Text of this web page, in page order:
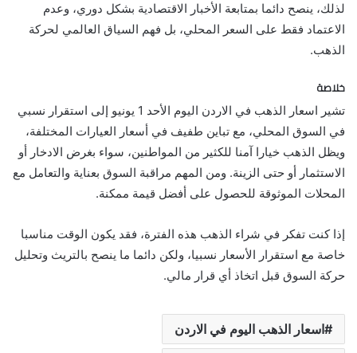
لذلك، ينصح دائما بمتابعة الأخبار الاقتصادية بشكل دوري، وعدم
الاعتماد فقط على السعر المحلي، بل فهم السياق العالمي لحركة
الذهب.
خلاصة
تشير اسعار الذهب في الاردن اليوم الأحد 1 يونيو إلى استقرار نسبي
في السوق المحلي، مع تباين طفيف في أسعار العيارات المختلفة،
ويظل الذهب خيارا آمنا للكثير من المواطنين، سواء بغرض الادخار أو
الاستثمار أو حتى الزينة. ومن المهم مراقبة السوق بعناية والتعامل مع
المحلات الموثوقة للحصول على أفضل قيمة ممكنة.
إذا كنت تفكر في شراء الذهب هذه الفترة، فقد يكون الوقت مناسبا
خاصة مع استقرار الأسعار نسبيا، ولكن دائما ما ينصح بالتريث وتحليل
حركة السوق قبل اتخاذ أي قرار مالي.
اسعار الذهب اليوم في الاردن